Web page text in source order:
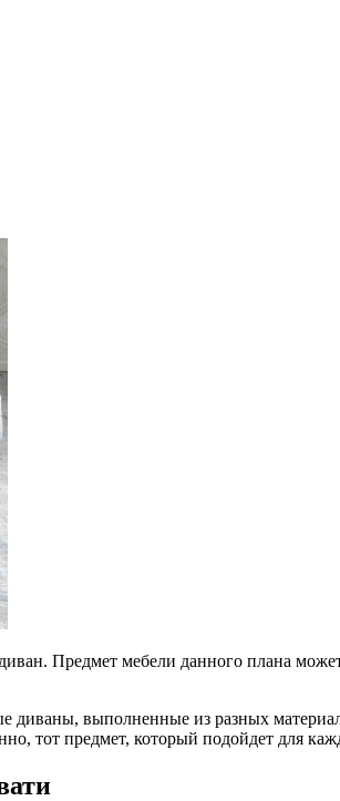
Предмет мебели данного плана
диваны, выполненные из разных
тот предмет, который подойдет для